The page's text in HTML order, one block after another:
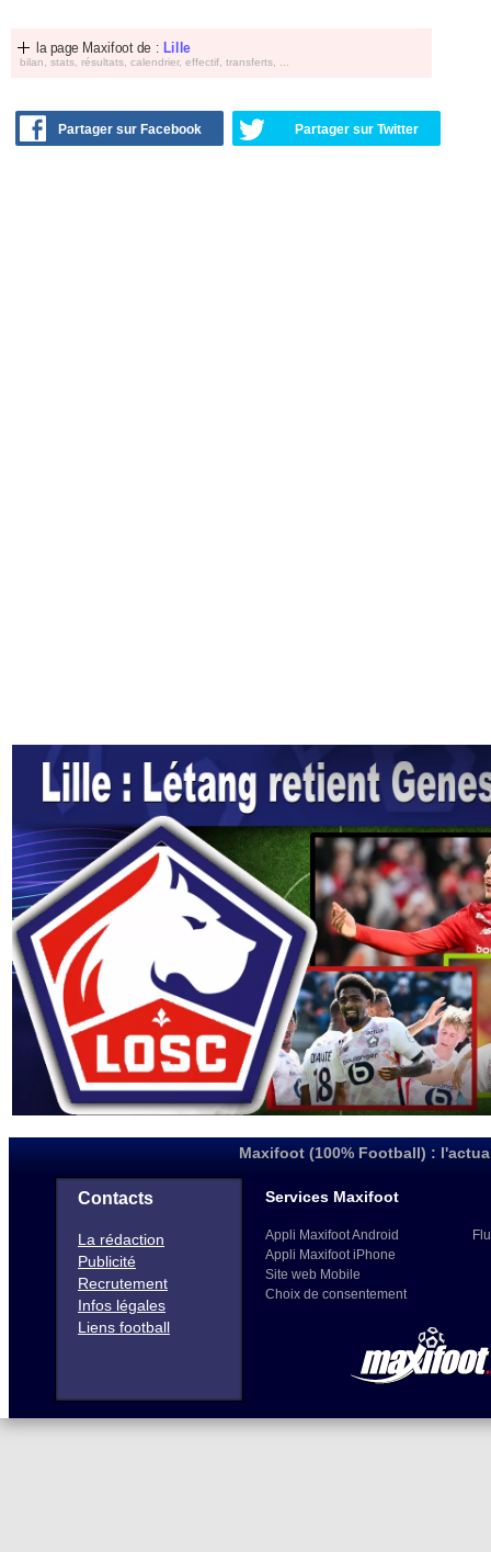
la page Maxifoot de : Lille
bilan, stats, résultats, calendrier, effectif, transferts, ...
Partager sur Facebook Partager sur Twitter
Maxifoot (100% Football) :
Contacts
La rédaction
Publicité
Recrutement
Infos légales
Liens football
Services Maxifoot
Appli Maxifoot Android
Appli Maxifoot iPhone
Site web Mobile
Choix de consentement